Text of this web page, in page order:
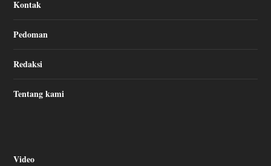
Kontak
Pedoman
Redaksi
Tentang kami
Video